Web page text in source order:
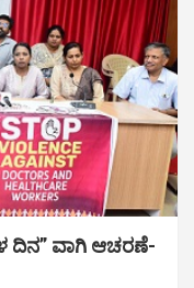
ದಿನ” ವಾಗಿ ಆಚರಣೆ-